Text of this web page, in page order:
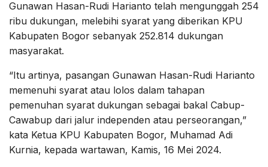
Gunawan Hasan-Rudi Harianto telah mengunggah 254
ribu dukungan, melebihi syarat yang diberikan KPU
Kabupaten Bogor sebanyak 252.814 dukungan
masyarakat.
“Itu artinya, pasangan Gunawan Hasan-Rudi Harianto
memenuhi syarat atau lolos dalam tahapan
pemenuhan syarat dukungan sebagai bakal Cabup-
Cawabup dari jalur independen atau perseorangan,”
kata Ketua KPU Kabupaten Bogor, Muhamad Adi
Kurnia, kepada wartawan, Kamis, 16 Mei 2024.